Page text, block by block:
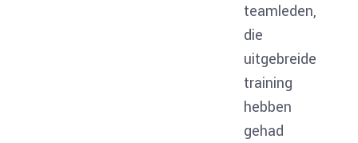
teamleden,
die
uitgebreide
training
hebben
gehad